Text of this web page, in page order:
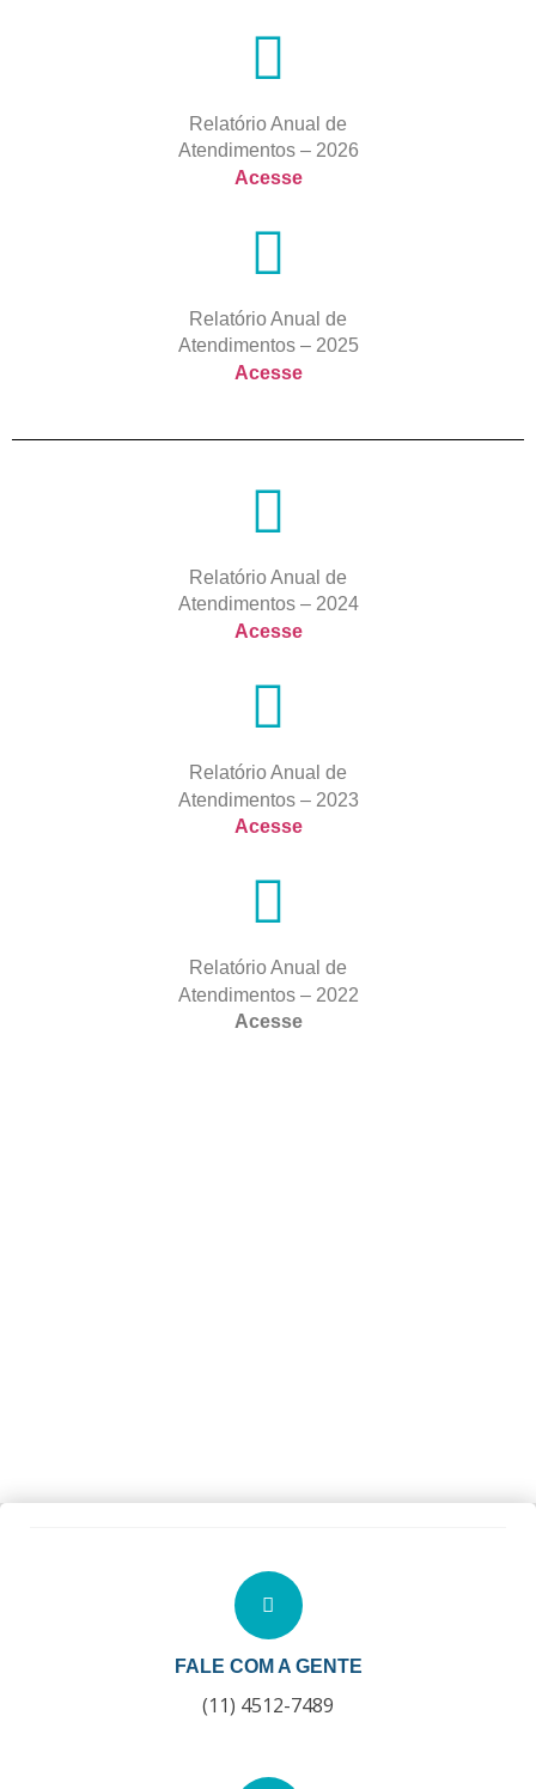
Relatório Anual de
Atendimentos – 2026
Acesse
Relatório Anual de
Atendimentos – 2025
Acesse
Relatório Anual de
Atendimentos – 2024
Acesse
Relatório Anual de
Atendimentos – 2023
Acesse
Relatório Anual de
Atendimentos – 2022
Acesse
FALE COM A GENTE
(11) 4512-7489